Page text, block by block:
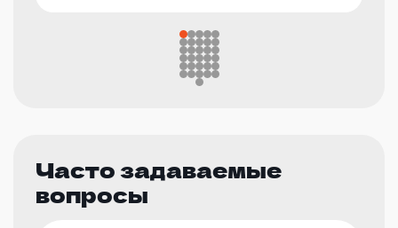
Часто задаваемые
вопросы